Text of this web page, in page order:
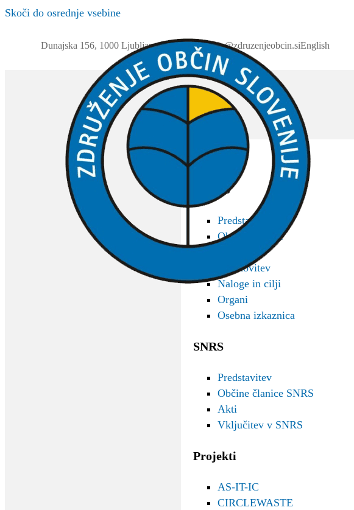
Skoči do osrednje vsebine
Dunajska 156, 1000 Ljubljana01 230 63 32info@zdruzenjeobcin.siEnglish
O ZOS
Predstavitev
Občine članice
Ustanovitev
Naloge in cilji
Organi
Osebna izkaznica
SNRS
Predstavitev
Občine članice SNRS
Akti
Vključitev v SNRS
Projekti
AS-IT-IC
CIRCLEWASTE